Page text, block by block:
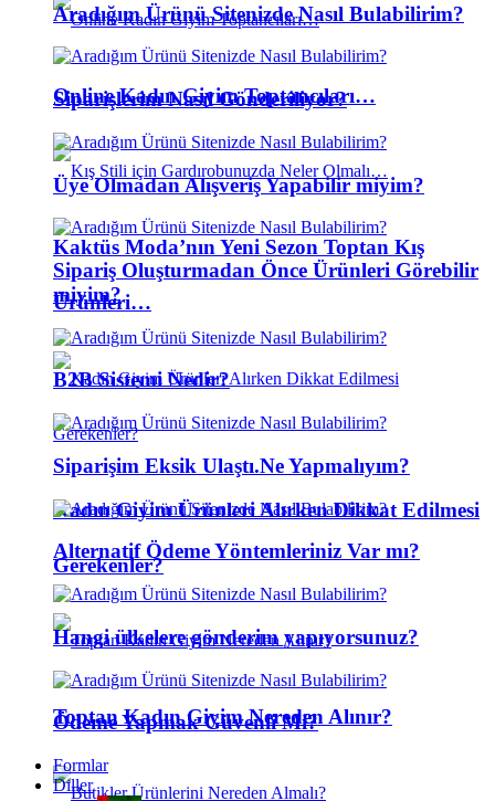
Online Kadın Giyim Toptancıları…
Kaktüs Moda’nın Yeni Sezon Toptan Kış
Ürünleri…
Kadın Giyim Ürünleri Alırken Dikkat Edilmesi
Gerekenler?
Toptan Kadın Giyim Nereden Alınır?
Aradığım Ürünü Sitenizde Nasıl Bulabilirim?
Siparişlerim Nasıl Gönderiliyor?
Üye Olmadan Alışveriş Yapabilir miyim?
Sipariş Oluşturmadan Önce Ürünleri Görebilir
miyim?
B2B Sistemi Nedir?
Siparişim Eksik Ulaştı.Ne Yapmalıyım?
Alternatif Ödeme Yöntemleriniz Var mı?
Hangi ülkelere gönderim yapıyorsunuz?
Ödeme Yapmak Güvenli Mi?
Formlar
Diller